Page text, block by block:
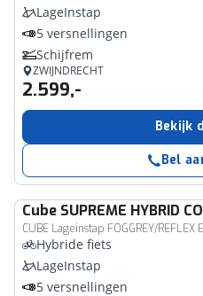
LageInstap
5 versnellingen
Schijfrem
ZWIJNDRECHT
2.599,-
Bekijk
Bel
Cube SUPREME HYBRID
CUBE Lageinstap FOGGREY/
Hybride fiets
LageInstap
5 versnellingen